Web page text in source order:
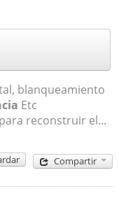
blanqueamiento
Etc
reconstruir el...
Compartir